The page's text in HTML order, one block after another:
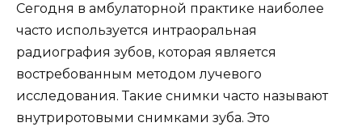
Сегодня в амбулаторной практике наиболее
часто используется интраоральная
радиография зубов, которая является
востребованным методом лучевого
исследования. Такие снимки часто называют
внутриротовыми снимками зуба. Это